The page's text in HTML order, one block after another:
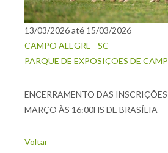
13/03/2026 até 15/03/2026
CAMPO ALEGRE - SC
PARQUE DE EXPOSIÇÕES DE
ENCERRAMENTO DAS
MARÇO ÀS 16:00HS DE BRASÍLIA
Voltar